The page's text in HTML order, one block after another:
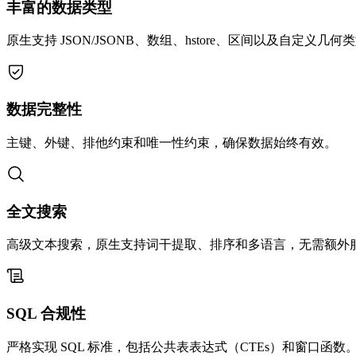
丰富的数据类型
原生支持 JSON/JSONB、数组、hstore、区间以及自定义几何类
数据完整性
主键、外键、排他约束和唯一性约束，确保数据始终有效。
全文搜索
高级文本搜索，原生支持词干提取、排序和多语言，无需额外
SQL 合规性
严格实现 SQL 标准，包括公共表表达式（CTEs）和窗口函数。